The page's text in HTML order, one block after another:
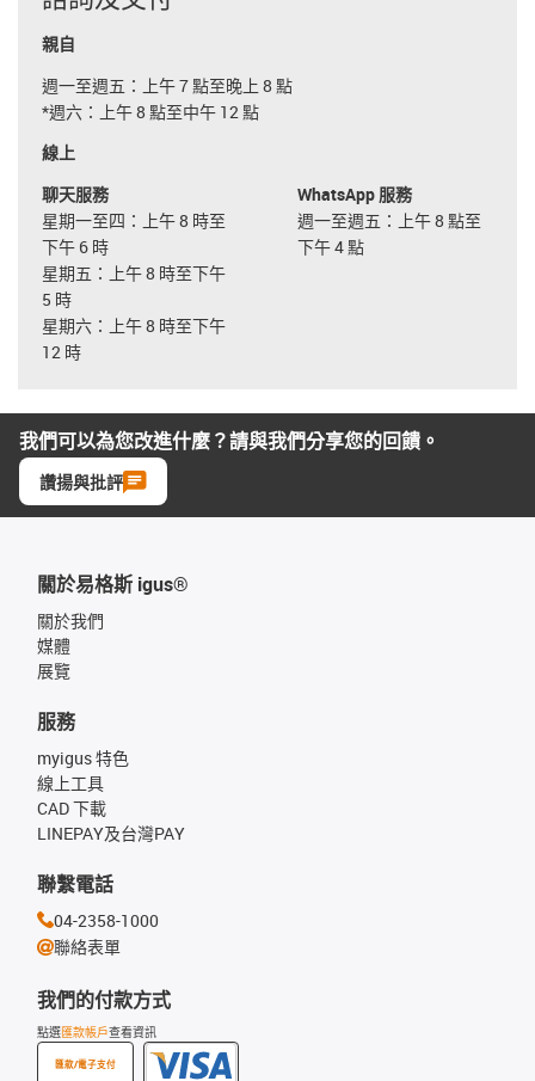
親自
週一至週五：上午 7 點至晚上 8 點
*週六：上午 8 點至中午 12 點
線上
聊天服務
星期一至四：上午 8 時至
下午 6 時
星期五：上午 8 時至下午
5 時
星期六：上午 8 時至下午
12 時
WhatsApp 服務
週一至週五：上午 8 點至
下午 4 點
我們可以為您改進什麼？請與我們分享您的回饋。
讚揚與批評
關於易格斯 igus®
關於我們
媒體
展覽
我們的付款方式
點選匯款帳戶查看資訊
匯款/電子支付
服務
myigus 特色
線上工具
CAD 下載
LINEPAY及台灣PAY
聯繫電話
04-2358-1000
聯絡表單